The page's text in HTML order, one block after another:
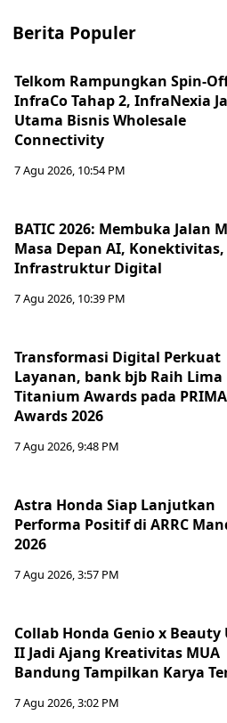
Berita Populer
Telkom Rampungkan Spin-
InfraCo Tahap 2, InfraNexia
Utama Bisnis Wholesale
Connectivity
7 Agu 2026, 10:54 PM
BATIC 2026: Membuka Jalan
Masa Depan AI,
Infrastruktur Digital
7 Agu 2026, 10:39 PM
Transformasi Digital Perkuat
Layanan, bank bjb Raih Lima
Titanium Awards pada PRIMA
Awards 2026
7 Agu 2026, 9:48 PM
Astra Honda Siap Lanjutkan
Performa Positif di ARRC
2026
7 Agu 2026, 3:57 PM
Collab Honda Genio x
II Jadi Ajang Kreativitas MUA
Bandung Tampilkan Karya
7 Agu 2026, 3:02 PM